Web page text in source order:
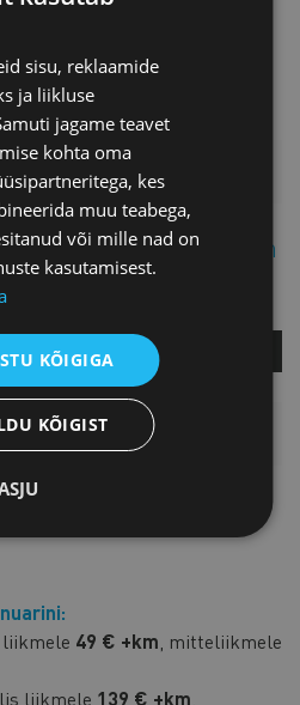
Merit Fimberg-Espuch
KÜSI LISA
liikmele 49 € +km , mitteliikmele
liikmele 139 € +km
sisu, reklaamide
ja liikluse
jagame teavet
kohta oma
kes
muu teabega,
või mille nad on
kasutamisest.
KÕIGIGA
KÕIGIST